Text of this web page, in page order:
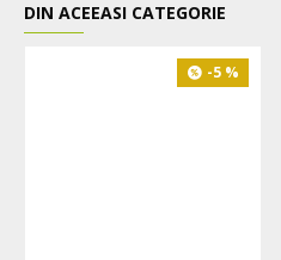
DIN ACEEASI CATEGORIE
-5 %